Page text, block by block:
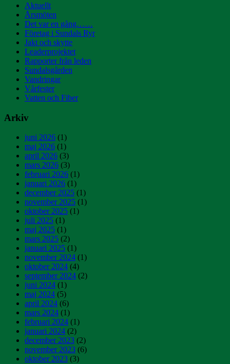
Aktuellt
Årsmöten
Det var en gång……
Företag i Sundals Ryr
Jakt och skytte
Leaderprojektet
Rapporter från leden
Sundalsgården
Vandringar
Vårfester
Vatten och Fiber
Arkiv
juni 2026 (1)
maj 2026 (1)
april 2026 (3)
mars 2026 (3)
februari 2026 (1)
januari 2026 (1)
december 2025 (1)
november 2025 (1)
oktober 2025 (1)
juli 2025 (1)
maj 2025 (1)
mars 2025 (2)
januari 2025 (1)
november 2024 (1)
oktober 2024 (4)
september 2024 (2)
juni 2024 (1)
maj 2024 (5)
april 2024 (6)
mars 2024 (1)
februari 2024 (1)
januari 2024 (2)
december 2023 (2)
november 2023 (6)
oktober 2023 (3)